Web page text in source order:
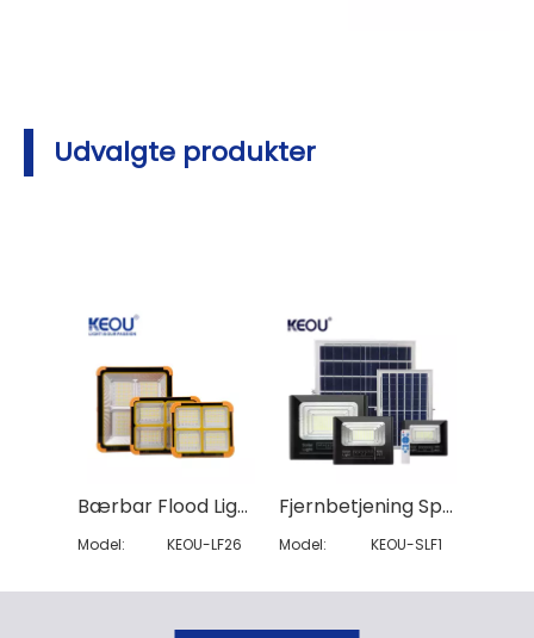
Udvalgte produkter
Bærbar Flood Light
Model: KEOU-LF26
Fjernbetjening Split Solar Flood Light
Model: KEOU-SLF1